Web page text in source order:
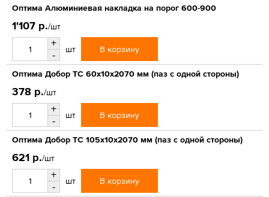
Оптима Алюминиевая накладка на порог 600-900
1'107 р./шт
+
-
шт В корзину
Оптима Добор ТС 60х10х2070 мм (паз с одной стороны)
378 р./шт
+
-
шт В корзину
Оптима Добор ТС 105х10х2070 мм (паз с одной стороны)
621 р./шт
+
-
шт В корзину